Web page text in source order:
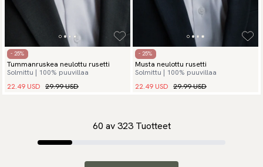
- 25%
Tummanruskea neulottu rusetti
Solmittu | 100% puuvillaa
22.49 USD 29.99 USD
- 25%
Musta neulottu rusetti
Solmittu | 100% puuvillaa
22.49 USD 29.99 USD
60 av 323 Tuotteet